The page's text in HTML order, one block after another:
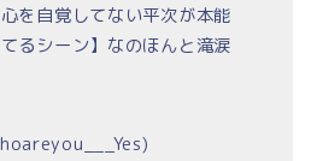
を自覚してない平次が本能
るシーン】なのほんと滝涙